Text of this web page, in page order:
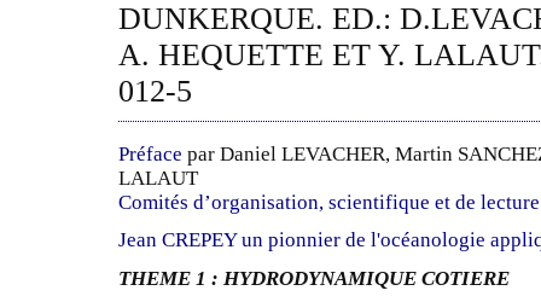
DUNKERQUE. ED.:
A. HEQUETTE ET Y.
012-5
Préface par Daniel LEVACHER, Martin
LALAUT
Comités d’organisation, scientifique et de lecture
Jean CREPEY un pionnier de l'océanologie
THEME 1 : HYDRODYNAMIQUE COTIERE